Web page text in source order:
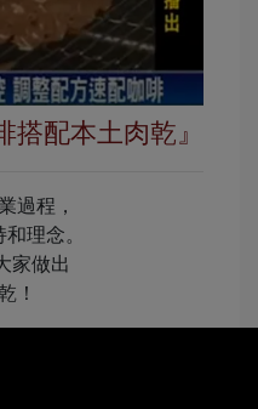
搭配本土肉乾』
過程，
理念。
家做出
！